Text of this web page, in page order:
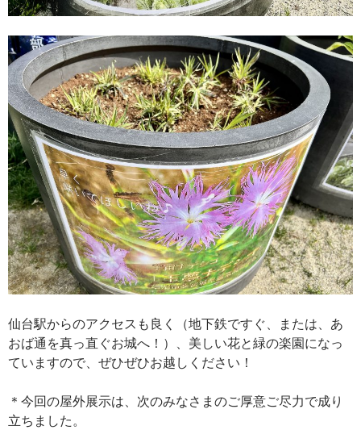
仙台駅からのアクセスも良く（地下鉄ですぐ、または、あ
おば通を真っ直ぐお城へ！）、美しい花と緑の楽園になっ
ていますので、ぜひぜひお越しください！
＊今回の屋外展示は、次のみなさまのご厚意ご尽力で成り
立ちました。